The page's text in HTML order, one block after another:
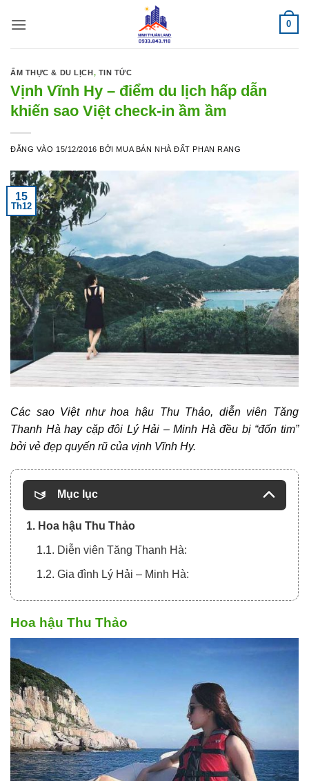
qua
0
ẨM THỰC & DU LỊCH, TIN TỨC
Vịnh Vĩnh Hy – điểm du lịch hấp dẫn
khiến sao Việt check-in ầm ầm
ĐĂNG VÀO 15/12/2016 BỞI MUA BÁN NHÀ ĐẤT PHAN RANG
15
Th12
Các sao Việt như hoa hậu Thu Thảo, diễn viên Tăng
Thanh Hà hay cặp đôi Lý Hải – Minh Hà đều bị “đốn tim”
bởi vẻ đẹp quyến rũ của vịnh Vĩnh Hy.
Mục lục
1. Hoa hậu Thu Thảo
1.1. Diễn viên Tăng Thanh Hà:
1.2. Gia đình Lý Hải – Minh Hà:
Hoa hậu Thu Thảo